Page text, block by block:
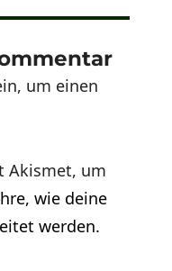
um einen
Akismet, um
wie deine
werden.